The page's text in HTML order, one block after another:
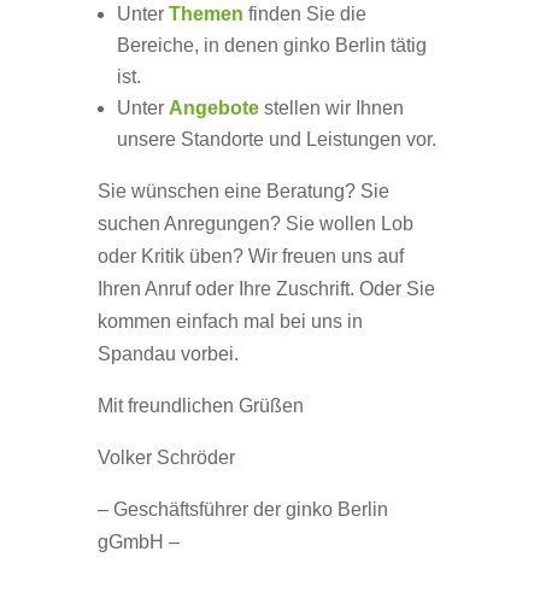
Unter Themen finden Sie die
Bereiche, in denen ginko Berlin tätig
ist.
Unter Angebotestellen wir Ihnen
unsere Standorte und Leistungen vor.
Sie wünschen eine Beratung? Sie
suchen Anregungen? Sie wollen Lob
oder Kritik üben? Wir freuen uns auf
Ihren Anruf oder Ihre Zuschrift. Oder Sie
kommen einfach mal bei uns in
Spandau vorbei.
Mit freundlichen Grüßen
Volker Schröder
– Geschäftsführer der ginko Berlin
gGmbH –